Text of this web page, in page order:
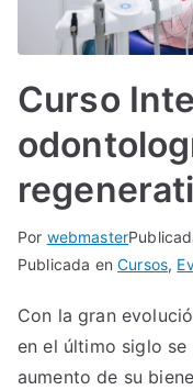
Curso
Por webmaster
Publicada enCursos,
Con la gran
en el último siglo se
aumento de su